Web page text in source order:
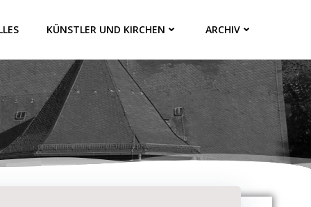
KÜNSTLER UND KIRCHEN ARCHIV